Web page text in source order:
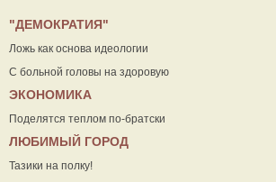
"ДЕМОКРАТИЯ"
Ложь как основа идеологии
С больной головы на здоровую
ЭКОНОМИКА
Поделятся теплом по-братски
ЛЮБИМЫЙ ГОРОД
Тазики на полку!